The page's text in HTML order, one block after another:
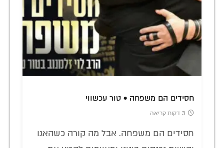
חסידים הם משפחה • טור עכשווי
3 דקות קריאה
חסידים הם משפחה. אבל מה קורה כשהאגו